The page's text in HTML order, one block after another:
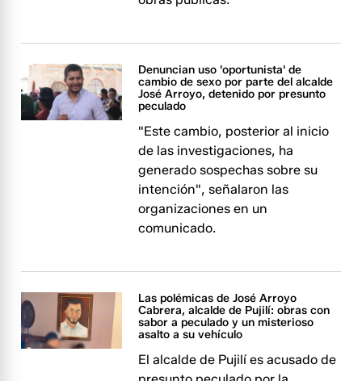
Denuncian uso 'oportunista' de
cambio de sexo por parte del alcalde
José Arroyo, detenido por presunto
peculado
"Este cambio, posterior al inicio
de las investigaciones, ha
generado sospechas sobre su
intención", señalaron las
organizaciones en un
comunicado.
Las polémicas de José Arroyo
Cabrera, alcalde de Pujilí: obras con
sabor a peculado y un misterioso
asalto a su vehículo
El alcalde de Pujilí es acusado de